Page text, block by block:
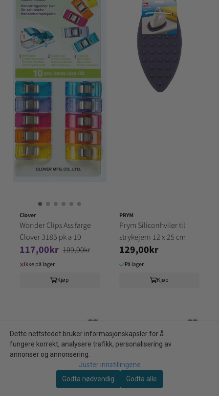
Clover
Wonder Clips Ass farge
Clover 3185 pk a 10
117,00kr 109,00kr
Ikke på lager
Kjøp
PRYM
Prym Siliconhviler til
strykejern 12 x 25 cm
129,00kr
På lager
Kjøp
Dette nettstedet bruker informasjonskapsler for å
fungere korrekt, analysere trafikk, personalisering av
annonser og annonsering.
Juster innstillingene
Godta nødvendig
Godta alle